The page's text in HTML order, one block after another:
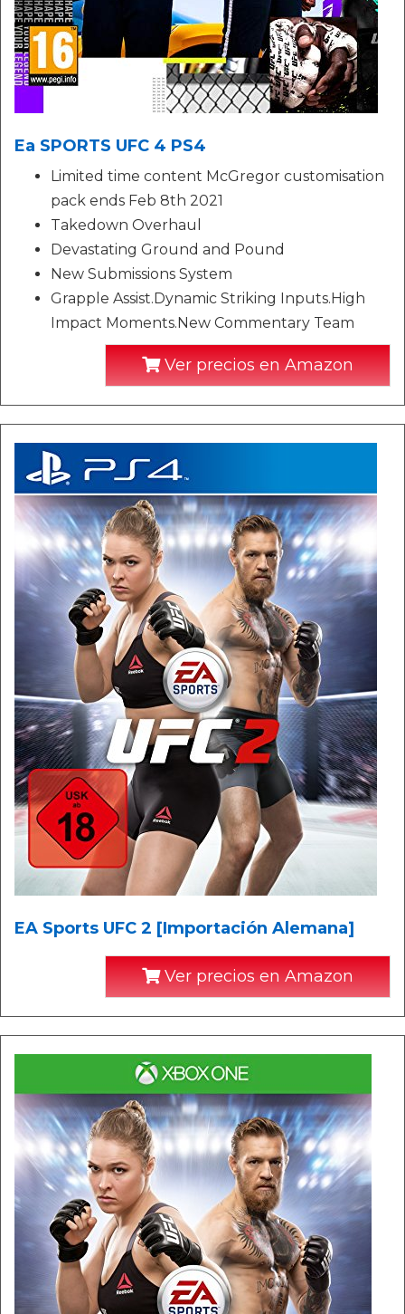
Ea SPORTS UFC 4 PS4
Limited time content McGregor customisation
pack ends Feb 8th 2021
Takedown Overhaul
Devastating Ground and Pound
New Submissions System
Grapple Assist.Dynamic Striking Inputs.High
Impact Moments.New Commentary Team
Ver precios en Amazon
EA Sports UFC 2 [Importación Alemana]
Ver precios en Amazon